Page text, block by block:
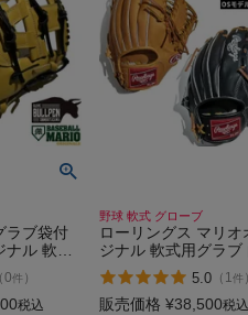
ラブ袋付
ル 軟式
デル 一
グロー
0件 ）
税込
野球 軟式 グローブ
ローリングス マリオ
ジナル 軟式用グラブ
用 メジャーリーグシ
ズ 一般 大人 メジャー
ガーモデル MLB選手
5.0（ 1件 ）
販売価格 ¥38,500税込